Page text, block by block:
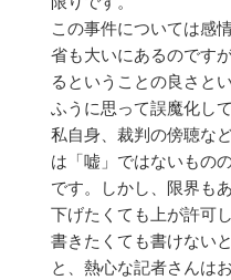
この事件については感
省も大いにあるのです
るということの良さと
ふうに思って誤魔化し
私自身、裁判の傍聴な
は「嘘」ではないもの
です。しかし、限界も
下げたくても上が許可
書きたくても書けない
と、熱心な記者さんは